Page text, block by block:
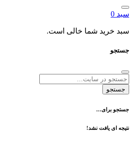
شما خالی است.
نشد!